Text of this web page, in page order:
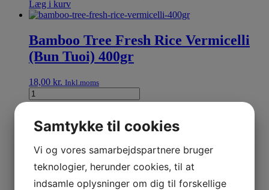
Læg i kurv
Bamboo Tree Fresh Rice Vermicelli
(Bun Tuoi) 400gr
18,00 kr. Inkl.moms
Læg i kurv
Flavour 60gr
6,00kr. Inkl.moms
Samtykke til cookies
Vi og vores samarbejdspartnere bruger
teknologier, herunder cookies, til at
indsamle oplysninger om dig til forskellige